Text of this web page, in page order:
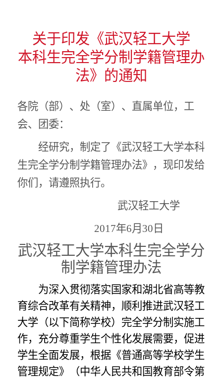
关于印发《武汉轻工大学
本科生完全学分制学籍管理办
法》的通知
各院（部）、处（室）、直属单位，工
会、团委：
经研究，制定了《武汉轻工大学本科
生完全学分制学籍管理办法》，现印发给
你们，请遵照执行。
武汉轻工大学
2017年6月30日
武汉轻工大学本科生完全学分
制学籍管理办法
为深入贯彻落实国家和湖北省高等教
育综合改革有关精神，顺利推进武汉轻工
大学（以下简称学校）完全学分制实施工
作，充分尊重学生个性化发展需要，促进
学生全面发展，根据《普通高等学校学生
管理规定》（中华人民共和国教育部令第